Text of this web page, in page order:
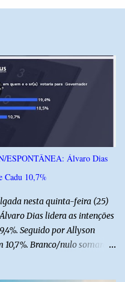
ESPONTÂNEA: Álvaro Dias
Cadu 10,7%
nesta quinta-feira (25)
Dias lidera as intenções
Seguido por Allyson
10,7%. Branco/nulo somaram